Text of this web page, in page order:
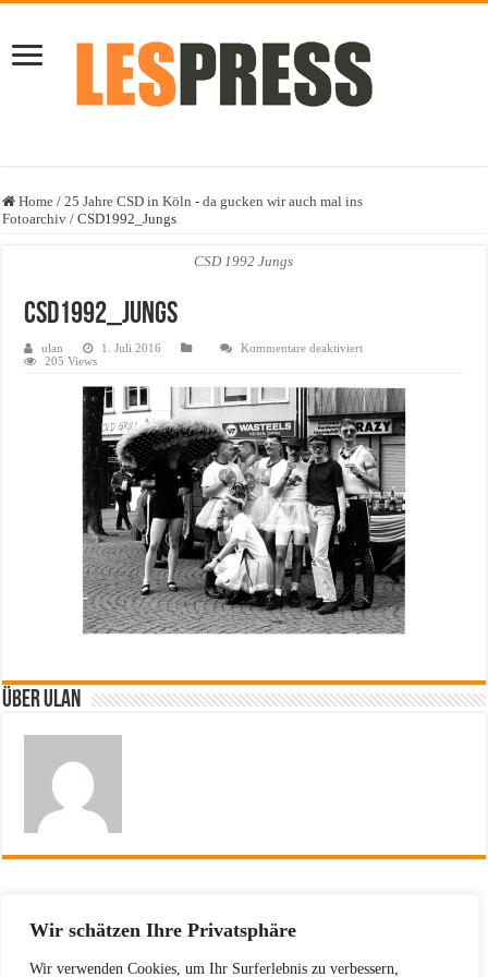
Wir schätzen Ihre Privatsphäre
Wir verwenden Cookies, um Ihr Surferlebnis zu verbessern,
Home / 25 Jahre CSD in Köln - da gucken wir auch mal ins
Fotoarchiv / CSD1992_Jungs
CSD 1992 Jungs
CSD1992_Jungs
ulan 1. Juli 2016 Kommentare deaktiviertfür
205 Views
Über ulan
wir auch mal ins Fotoarchiv